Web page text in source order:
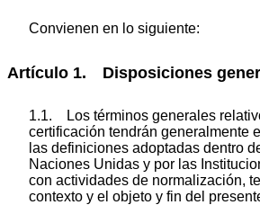
Convienen en lo siguiente:
Artículo 1. Disposiciones
1.1. Los términos generales
certificación tendrán generalmente
las definiciones adoptadas dentro
Naciones Unidas y por las
con actividades de normalización,
contexto y el objeto y fin del